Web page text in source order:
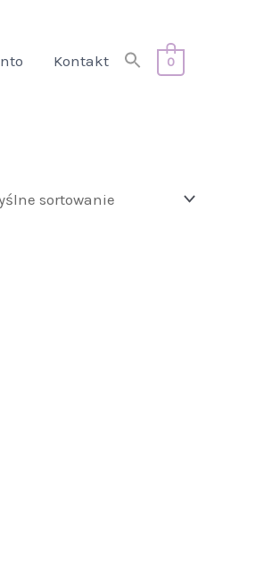
Kontakt
Search
Search Button
0